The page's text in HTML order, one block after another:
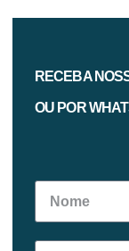
RECEBA
OU POR